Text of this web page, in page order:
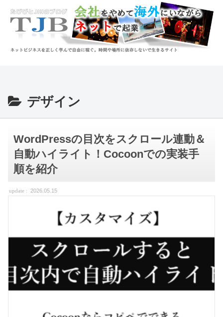
デザイン
WordPressの目次をスクロール連動＆
自動ハイライト！Cocoonでの実装手
順を紹介
2026.05.15